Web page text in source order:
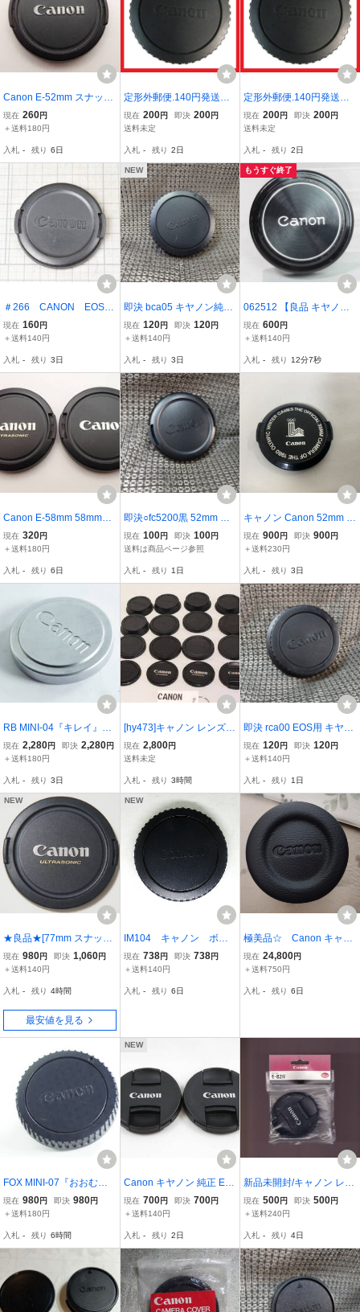
Canon E-52mm スナップ
式 プラレンズキャップ
AU3
現在 260円
＋送料180円
入札 - 残り 6日
定形外郵便.140円発送OK
キヤノン 純正 EFマウ
ント ボディーキャップ
（赤枠.楽）6
現在 200円 即決 200円
送料未定
入札 - 残り 2日
定形外郵便.140円発送OK
キヤノン 純正 EFマウ
ント ボディーキャップ
（赤枠.楽）5
現在 200円 即決 200円
送料未定
入札 - 残り 2日
＃266 CANON EOS
AFレンズ ５２ｍｍキャ
ップ キャノン
現在 160円
＋送料140円
入札 - 残り 3日
NEW
即決 bca05 キヤノン純正
EOS用ボディキャップ EF
マウント AF用 送料140
現在 120円 即決 120円
＋送料140円
入札 - 残り 3日
もうすぐ終了
062512 【良品 キヤノ
ン】 Canon 69mm かぶせ
式レンズキャップ for FD3
現在 600円
＋送料140円
入札 - 残り 12分6秒
Canon E-58mm 58mm径
スナップ式プラレンズキ
ャップ ULTRASONICタイ
現在 320円
＋送料180円
入札 - 残り 6日
即決○fc5200黒 52mm キ
ヤノン純正レンズキャッ
プ E-52mm 送料85円〜
現在 100円 即決 100円
送料は商品ページ参照
入札 - 残り 1日
キャノン Canon 52mm 1
980年レイクプラシッド
冬季オリンピック仕様 レ
現在 900円 即決 900円
＋送料230円
入札 - 残り 3日
RB MINI-04『キレイ』Ca
non 内径約36mm カブセ
式 メタルキャップ
現在 2,280円 即決 2,280円
＋送料180円
入札 - 残り 3日
[hy473]キャノン レンズキ
ャップ まとめ 16個 E-58
mm リヤキャップ
現在 2,800円
送料未定
入札 - 残り 3時間
即決 rca00 EOS用 キヤノ
ン純正AF用レンズリアキ
ャップ EFマウント 洗浄
現在 120円 即決 120円
＋送料140円
入札 - 残り 1日
NEW
★良品★[77mm スナップ
式] Canon E-77 純正レン
ズフロントキャップ [F67
現在 980円 即決 1,060円
＋送料140円
入札 - 残り 4時間
最安値を見る
NEW
IM104 キャノン ボデ
ィキャップ ＥＦマウン
ト用 Ⅱ2
現在 738円 即決 738円
＋送料140円
入札 - 残り 6日
極美品☆ Canon キャノ
ン EF 50mm f1.4 USM
現在 24,800円
＋送料750円
入札 - 残り 6日
FOX MINI-07『おおむね
キレイ』CANON キャノ
ン Extender エクステンダ
用 プラスチック製キャッ
現在 980円 即決 980円
＋送料180円
入札 - 残り 6時間
NEW
Canon キヤノン 純正 EF
レンズ フロントキャップ
E-58Ⅱ 58mm 2枚 (管理番
現在 700円 即決 700円
＋送料140円
入札 - 残り 2日
新品未開封/キャノン レン
ズキャップ Canon Lens
Cap E-82II(2)
現在 500円 即決 500円
＋送料240円
入札 - 残り 4日